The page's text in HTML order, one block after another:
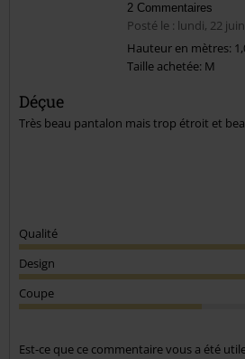
Envoyer le commentaire
2 Commentaires
Posté le : lundi, 22
Hauteur en mètres:
Taille achetée: M
Déçue
Très beau pantalon mais trop étroit et
Qualité
Design
Coupe
Est-ce que ce commentaire vous a été